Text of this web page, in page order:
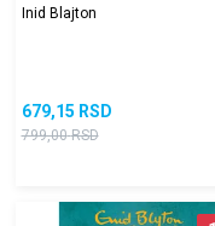
Inid Blajton
679,15 RSD
799,00 RSD